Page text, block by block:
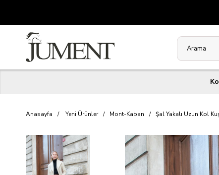
Anasayfa Yeni Ürünler Mont-Kaban Şal Yakalı Uzun Kol